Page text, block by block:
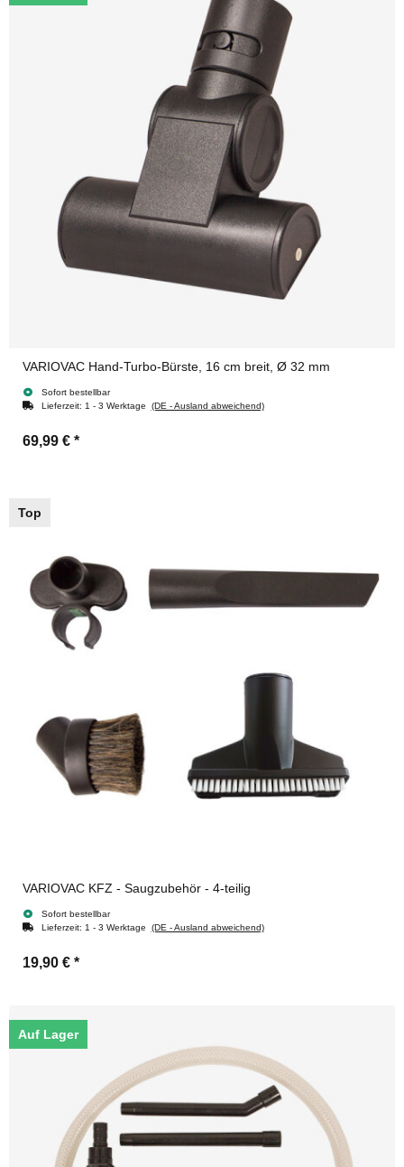
VARIOVAC Hand-Turbo-Bürste, 16 cm breit, Ø 32 mm
Sofort bestellbar
Lieferzeit: 1 - 3 Werktage (DE - Ausland abweichend)
69,99 € *
Top
VARIOVAC KFZ - Saugzubehör - 4-teilig
Sofort bestellbar
Lieferzeit: 1 - 3 Werktage (DE - Ausland abweichend)
19,90 € *
Auf Lager